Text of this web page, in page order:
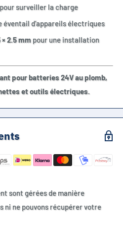
surveiller la charge
éventail d’appareils électriques
× 2.5 mm pour une installation
pour batteries 24V au plomb,
et outils électriques.
sont gérées de manière
ni ne pouvons récupérer votre